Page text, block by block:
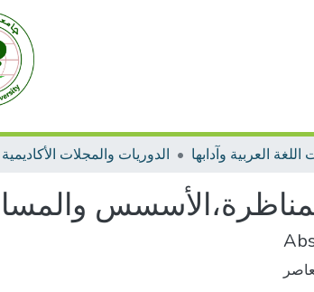
الدوريات والمجلات الأكاديمية العربية وآدابها